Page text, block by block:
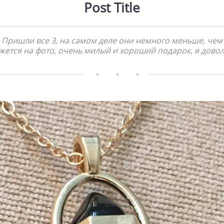
Post Title
Пришли все 3, на самом деле они немного меньше, чем
на фото, очень милый и хороший подарок, я